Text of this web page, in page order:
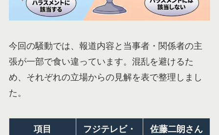
今回の騒動では、報道内容と当事者・関係者の主
張が一部で食い違っています。混乱を避けるた
め、それぞれの立場からの見解を表で整理しまし
た。
項目
フジテレビ・
佐藤二朗さん